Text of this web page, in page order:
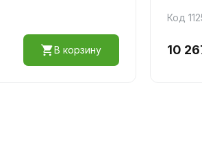
В корзину
Код
10